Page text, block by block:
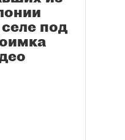
под